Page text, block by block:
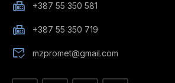
+387 55 350 581
+387 55 350 719
mzpromet@gmail.com